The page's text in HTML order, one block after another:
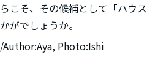
らこそ、その候補として「ハウ
かがでしょうか。
/Author:Aya, Photo:Ishi